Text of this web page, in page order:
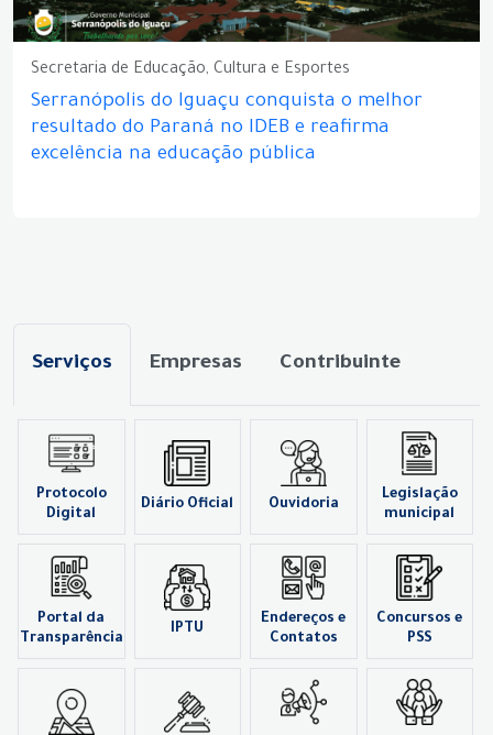
Secretaria de Educação, Cultura e Esportes
Serranópolis do Iguaçu conquista o melhor
resultado do Paraná no IDEB e reafirma
excelência na educação pública
Serviços Empresas Contribuinte
Protocolo
Digital
Diário Oficial Ouvidoria
Legislação
municipal
Portal da
Transparência
IPTU
Endereços e
Contatos
Concursos e
PSS